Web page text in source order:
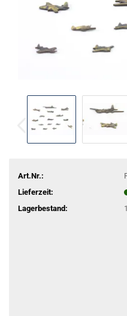
Art.Nr.:
Lieferzeit:
Lagerbestand: 1